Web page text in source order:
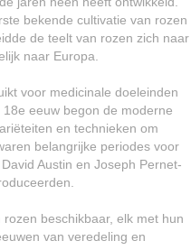
bekende cultivatie van rozen
de teelt van rozen zich naar
naar Europa.
voor medicinale doeleinden
eeuw begon de moderne
en technieken om
belangrijke periodes voor
Austin en Joseph Pernet-
beschikbaar, elk met hun
van veredeling en